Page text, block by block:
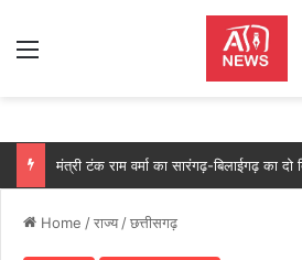
Menu
Home /राज्य /छत्तीसगढ़